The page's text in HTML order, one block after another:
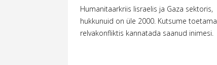
Humanitaarkriis Iisraelis ja Gaza sektoris,
hukkunuid on üle 2000. Kutsume toetama
relvakonfliktis kannatada saanud inimesi.